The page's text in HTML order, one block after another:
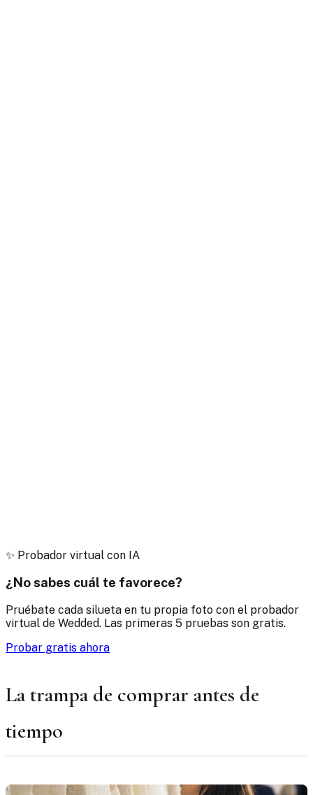
✨ Probador virtual con IA
¿No sabes cuál te favorece?
Pruébate cada silueta en tu propia foto con el probador
virtual de Wedded. Las primeras 5 pruebas son gratis.
Probar gratis ahora
La trampa de comprar antes de
tiempo